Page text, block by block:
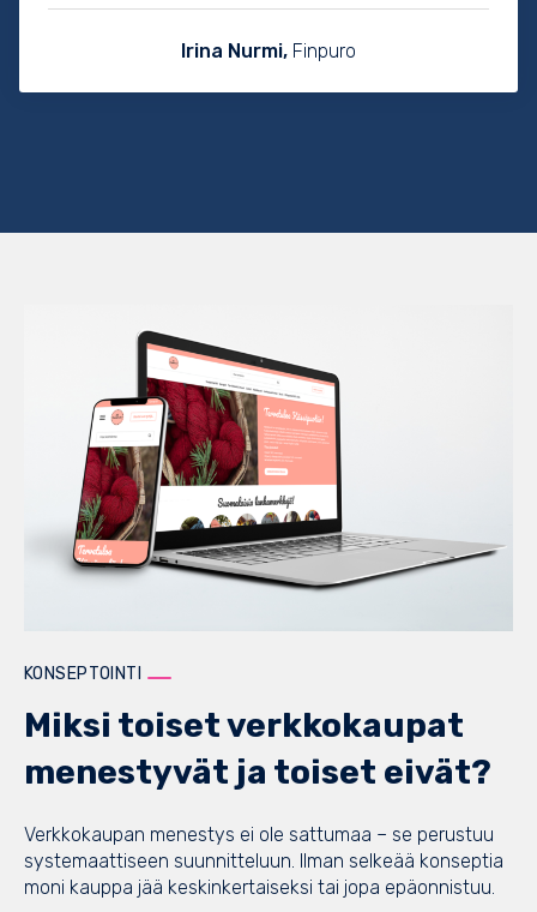
Irina Nurmi, Finpuro
KONSEPTOINTI
Miksi toiset verkkokaupat
menestyvät ja toiset eivät?
Verkkokaupan menestys ei ole sattumaa – se perustuu
systemaattiseen suunnitteluun. Ilman selkeää konseptia
moni kauppa jää keskinkertaiseksi tai jopa epäonnistuu.